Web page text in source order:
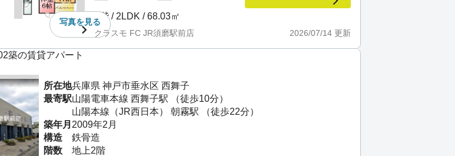
写真を見る
2階 / 2LDK / 68.03㎡
2026/07/14 更新
クラスモ FC JR須磨駅前店
築の賃貸アパート
所在地兵庫県 神戸市垂水区 西舞子
最寄駅山陽電車本線 西舞子駅 （徒歩10分）
山陽本線（JR西日本） 朝霧駅 （徒歩22分）
築年月 2009年2月
構造
鉄骨造
階数
地上2階